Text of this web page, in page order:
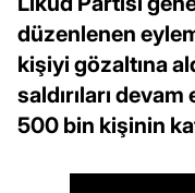
düzenlenen
kişiyi gözaltına
saldırıları
500 bin kişinin